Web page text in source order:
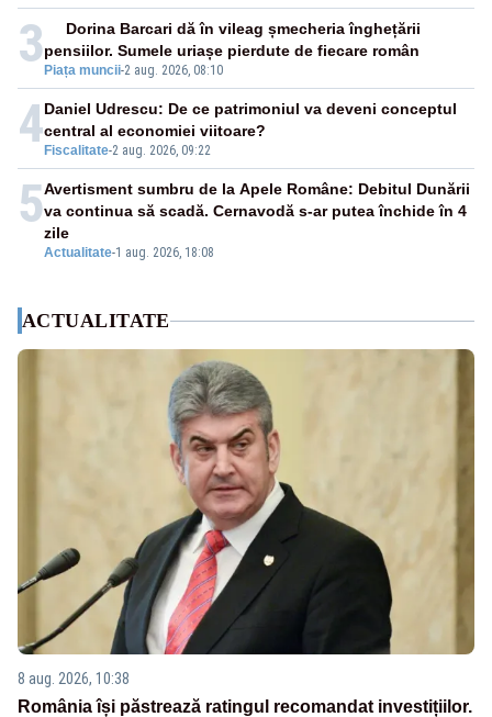
3 Piața muncii-2 aug. 2026, 08:10
Dorina Barcari dă în vileag șmecheria înghețării
pensiilor. Sumele uriașe pierdute de fiecare român
4 Fiscalitate-2 aug. 2026, 09:22
Daniel Udrescu: De ce patrimoniul va deveni conceptul
central al economiei viitoare?
5
Actualitate-1 aug. 2026, 18:08
Avertisment sumbru de la Apele Române: Debitul Dunării
va continua să scadă. Cernavodă s-ar putea închide în 4
zile
ACTUALITATE
8 aug. 2026, 10:38
România își păstrează ratingul recomandat investițiilor.